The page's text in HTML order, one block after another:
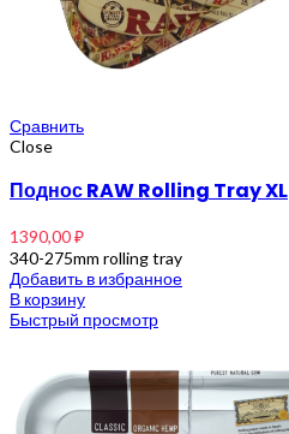
Сравнить
Close
Поднос RAW Rolling Tray XL
1390,00₽
340-275mm rolling tray
Добавить в избранное
В корзину
Быстрый просмотр